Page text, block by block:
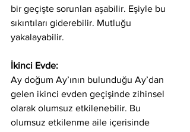
bir geçişte sorunları aşabilir. Eşiyle bu
sıkıntıları giderebilir. Mutluğu
yakalayabilir.
İkinci Evde:
Ay doğum Ay’ının bulunduğu Ay’dan
gelen ikinci evden geçişinde zihinsel
olarak olumsuz etkilenebilir. Bu
olumsuz etkilenme aile içerisinde